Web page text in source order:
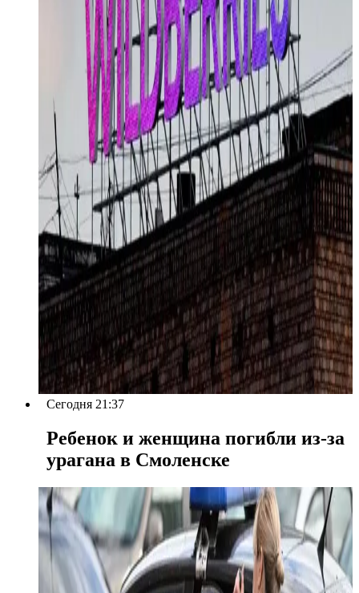
Сегодня 21:37
Ребенок и женщина погибли из-за
урагана в Смоленске